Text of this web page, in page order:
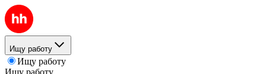
Ищу работу
Ищу работу
Ищу работу